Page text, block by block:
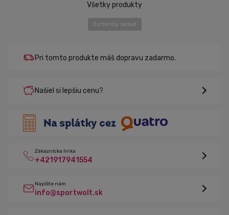
Všetky produkty
Externý sklad
Pri tomto produkte máš dopravu zadarmo.
Našiel si lepšiu cenu?
Zákaznícka linka
+421917941554
Napíšte nám
info@sportwolt.sk